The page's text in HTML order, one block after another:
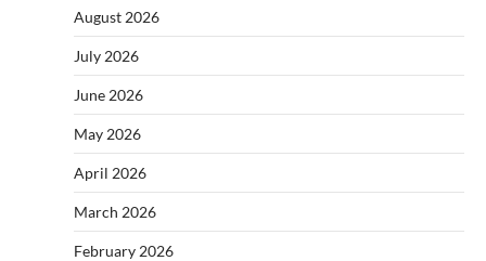
August 2026
July 2026
June 2026
May 2026
April 2026
March 2026
February 2026